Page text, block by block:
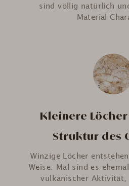
sind völlig natürlich
Material
Kleinere
Struktur des
Winzige Löcher
Weise: Mal sind es
vulkanischer Aktivität,